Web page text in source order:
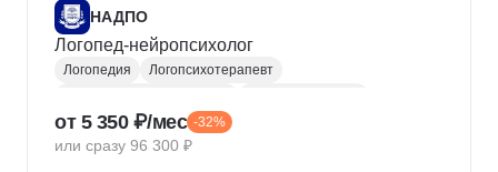
НАДПО
Логопед-нейропсихолог
Логопедия
Логопсихотерапевт
от 5 350 ₽/мес -32%
или сразу 96 300 ₽